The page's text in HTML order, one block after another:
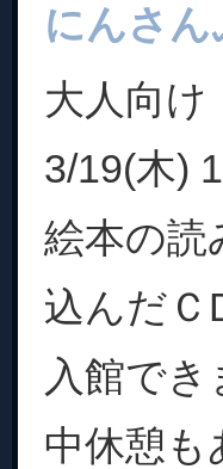
にんさ
大人向け
3/19(木)
絵本の読
込んだＣ
入館で
中休憩も